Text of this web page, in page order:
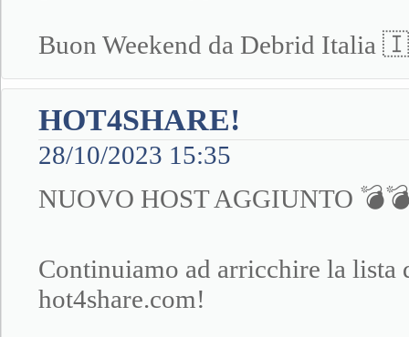
Buon Weekend da Debrid
HOT4SHARE!
28/10/2023 15:35
NUOVO HOST AGGIUNTO
Continuiamo ad arricchire la
hot4share.com!